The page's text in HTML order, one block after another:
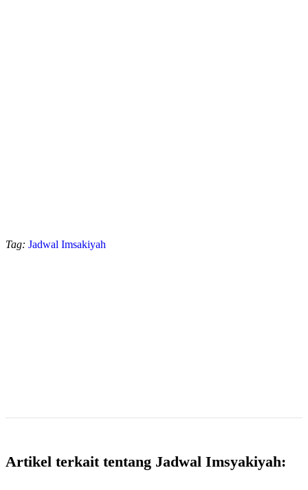
Tag: Jadwal Imsakiyah
Artikel terkait tentang Jadwal Imsyakiyah: